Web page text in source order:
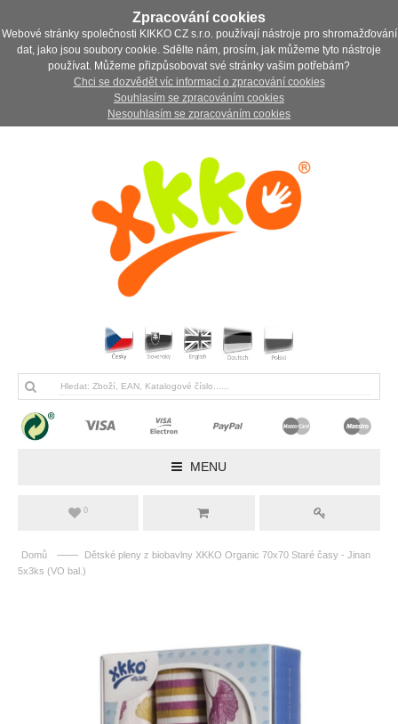
Zpracování cookies
Webové stránky společnosti KIKKO CZ s.r.o. používají nástroje pro shromažďování
dat, jako jsou soubory cookie. Sdělte nám, prosím, jak můžeme tyto nástroje
používat. Můžeme přizpůsobovat své stránky vašim potřebám?
Chci se dozvědět víc informací o zpracování cookies
Souhlasím se zpracováním cookies
Nesouhlasím se zpracováním cookies
MENU
0
Domů ——
Dětské pleny z biobavlny XKKO Organic 70x70 Staré časy - Jinan
5x3ks (VO bal.)